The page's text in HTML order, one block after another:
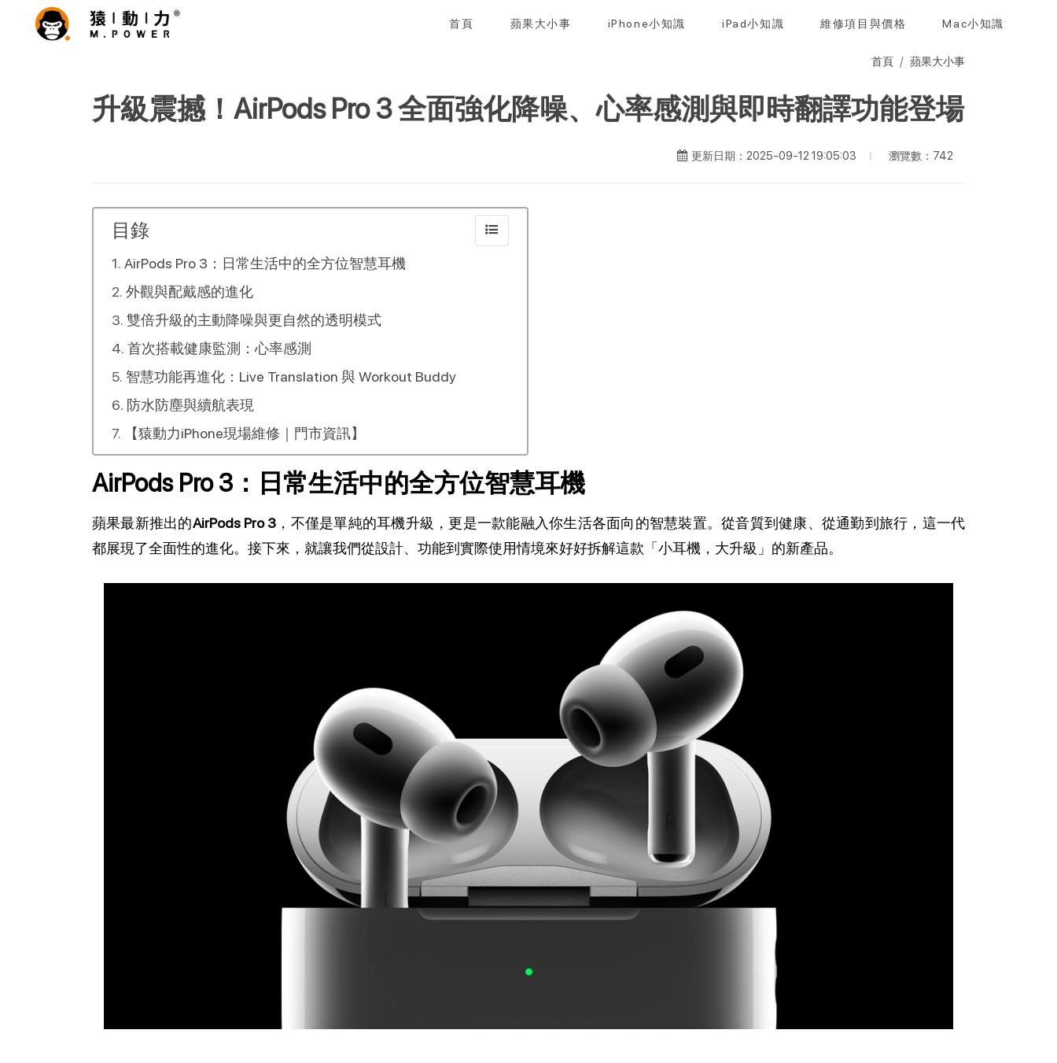
首頁 蘋果大小事 iPhone小知識 iPad小知識 維修項目與價格 Mac小知識
首頁 蘋果大小事
升級震撼！AirPods Pro 3 全面強化降噪、心率感測與即時翻譯功能登場
更新日期：2025-09-12 19:05:03 瀏覽數：742
目錄
AirPods Pro 3：日常生活中的全方位智慧耳機
外觀與配戴感的進化
雙倍升級的主動降噪與更自然的透明模式
首次搭載健康監測：心率感測
智慧功能再進化：Live Translation 與 Workout Buddy
防水防塵與續航表現
【猿動力iPhone現場維修｜門市資訊】
AirPods Pro 3：日常生活中的全方位智慧耳機
蘋果最新推出的AirPods Pro 3 ，不僅是單純的耳機升級，更是一款能融入你生活各面向的智慧裝置。從音質到健康、從通勤到旅行，這一代
都展現了全面性的進化。接下來，就讓我們從設計、功能到實際使用情境來好好拆解這款「小耳機，大升級」的新產品。